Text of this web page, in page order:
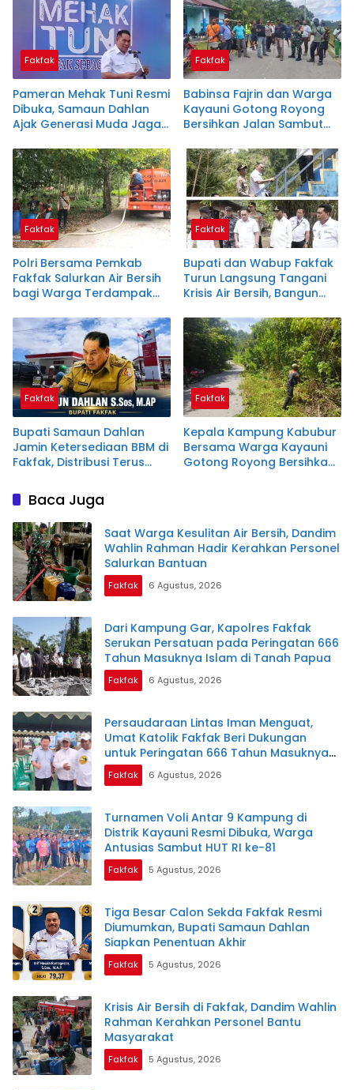
Fakfak
Pameran Mehak Tuni Resmi
Dibuka, Samaun Dahlan
Ajak Generasi Muda Jaga
Fakfak
Babinsa Fajrin dan Warga
Kayauni Gotong Royong
Bersihkan Jalan Sambut
Islam di Tanah Papua
Fakfak
Polri Bersama Pemkab
Fakfak Salurkan Air Bersih
bagi Warga Terdampak
Fakfak
Bupati dan Wabup Fakfak
Turun Langsung Tangani
Krisis Air Bersih, Bangun
Siagakan Distribusi Air
Gratis
Fakfak
Bupati Samaun Dahlan
Jamin Ketersediaan BBM di
Fakfak, Distribusi Terus
Fakfak
Kepala Kampung Kabubur
Bersama Warga Kayauni
Gotong Royong Bersihkan
Baca Juga
Saat Warga Kesulitan Air Bersih, Dandim
Wahlin Rahman Hadir Kerahkan Personel
Salurkan Bantuan
Fakfak 6 Agustus, 2026
Dari Kampung Gar, Kapolres Fakfak
Serukan Persatuan pada Peringatan 666
Tahun Masuknya Islam di Tanah Papua
Fakfak 6 Agustus, 2026
Persaudaraan Lintas Iman Menguat,
Umat Katolik Fakfak Beri Dukungan
untuk Peringatan 666 Tahun Masuknya
Islam di Tanah Papua
Fakfak 6 Agustus, 2026
Turnamen Voli Antar 9 Kampung di
Distrik Kayauni Resmi Dibuka, Warga
Antusias Sambut HUT RI ke-81
Fakfak 5 Agustus, 2026
Tiga Besar Calon Sekda Fakfak Resmi
Diumumkan, Bupati Samaun Dahlan
Siapkan Penentuan Akhir
Fakfak 5 Agustus, 2026
Krisis Air Bersih di Fakfak, Dandim Wahlin
Rahman Kerahkan Personel Bantu
Masyarakat
Fakfak 5 Agustus, 2026